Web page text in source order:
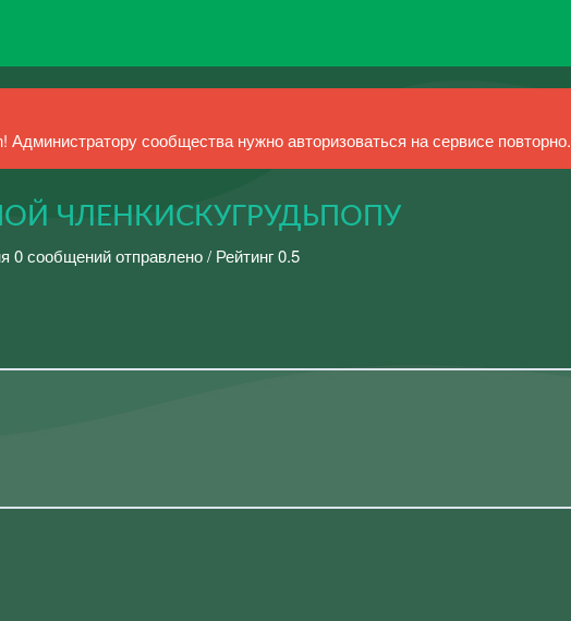
сообщества нужно авторизоваться на сервисе повторно.
ЧЛЕНКИСКУГРУДЬПОПУ
0 сообщений отправлено / Рейтинг 0.5